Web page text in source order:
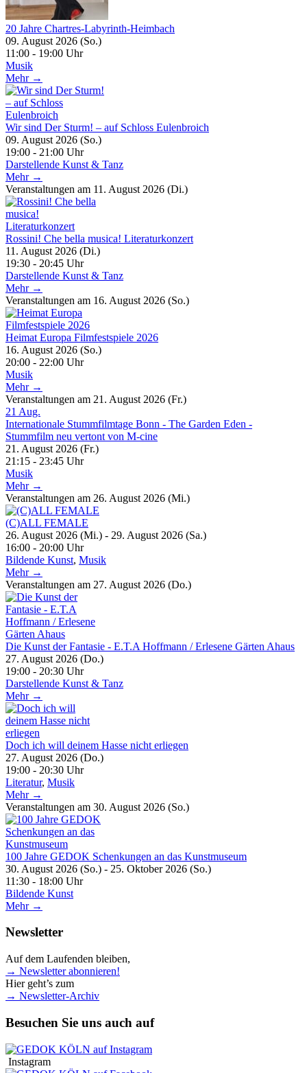
20 Jahre Chartres-Labyrinth-Heimbach
09. August 2026 (So.)
11:00 - 19:00 Uhr
Musik
Mehr →
Wir sind Der Sturm! – auf Schloss Eulenbroich
09. August 2026 (So.)
19:00 - 21:00 Uhr
Darstellende Kunst & Tanz
Mehr →
Veranstaltungen am 11. August 2026 (Di.)
Rossini! Che bella musica! Literaturkonzert
11. August 2026 (Di.)
19:30 - 20:45 Uhr
Darstellende Kunst & Tanz
Mehr →
Veranstaltungen am 16. August 2026 (So.)
Heimat Europa Filmfestspiele 2026
16. August 2026 (So.)
20:00 - 22:00 Uhr
Musik
Mehr →
Veranstaltungen am 21. August 2026 (Fr.)
21 Aug.
Internationale Stummfilmtage Bonn - The Garden Eden -
Stummfilm neu vertont von M-cine
21. August 2026 (Fr.)
21:15 - 23:45 Uhr
Musik
Mehr →
Veranstaltungen am 26. August 2026 (Mi.)
(C)ALL FEMALE
26. August 2026 (Mi.) - 29. August 2026 (Sa.)
16:00 - 20:00 Uhr
Bildende Kunst, Musik
Mehr →
Veranstaltungen am 27. August 2026 (Do.)
Die Kunst der Fantasie - E.T.A Hoffmann / Erlesene Gärten Ahaus
27. August 2026 (Do.)
19:00 - 20:30 Uhr
Darstellende Kunst & Tanz
Mehr →
Doch ich will deinem Hasse nicht erliegen
27. August 2026 (Do.)
19:00 - 20:30 Uhr
Literatur, Musik
Mehr →
Veranstaltungen am 30. August 2026 (So.)
100 Jahre GEDOK Schenkungen an das Kunstmuseum
30. August 2026 (So.) - 25. Oktober 2026 (So.)
11:30 - 18:00 Uhr
Bildende Kunst
Mehr →
Newsletter
Auf dem Laufenden bleiben,
→ Newsletter abonnieren!
Hier geht’s zum
→ Newsletter-Archiv
Besuchen Sie uns auch auf
Instagram